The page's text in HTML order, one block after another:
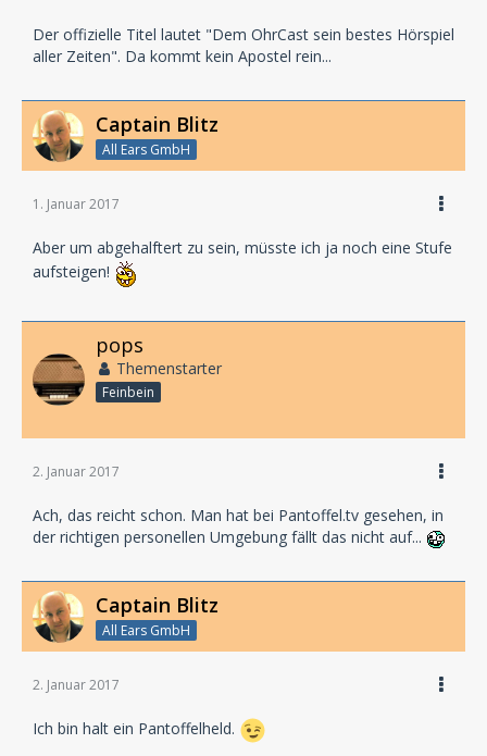
Der offizielle Titel lautet "Dem OhrCast sein bestes Hörspiel
aller Zeiten". Da kommt kein Apostel rein...
Captain Blitz
All Ears GmbH
1. Januar 2017
Aber um abgehalftert zu sein, müsste ich ja noch eine Stufe
aufsteigen!
pops
Themenstarter
Feinbein
2. Januar 2017
Ach, das reicht schon. Man hat bei Pantoffel.tv gesehen, in
der richtigen personellen Umgebung fällt das nicht auf...
Captain Blitz
All Ears GmbH
2. Januar 2017
Ich bin halt ein Pantoffelheld.